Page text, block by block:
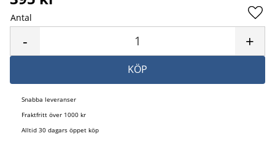
Antal
+
-
KÖP
Snabba leveranser
Fraktfritt över 1000 kr
Alltid 30 dagars öppet köp